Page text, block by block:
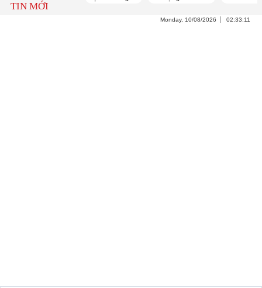
TIN MỚI
Monday, 10/08/2026 02:33:12